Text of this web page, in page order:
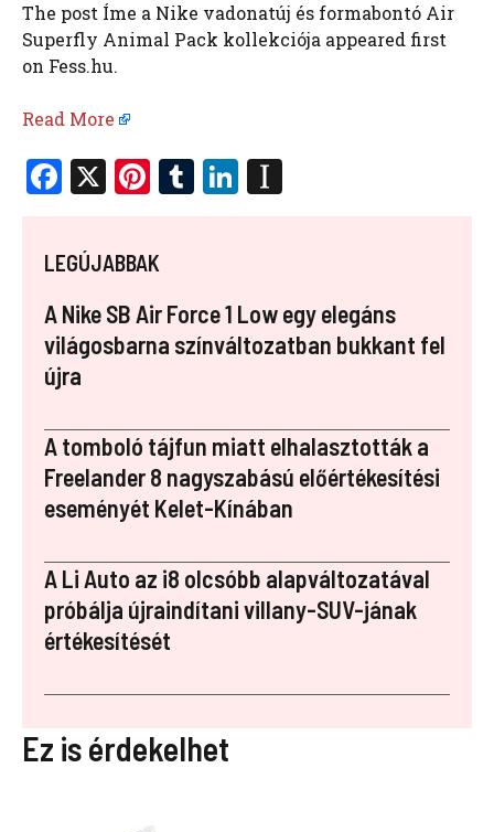
The post Íme a Nike vadonatúj és formabontó Air
Superfly Animal Pack kollekciója appeared first
on Fess.hu.
Read More
F
ce
b
o
o
k
X Pi
er
es
t
T
r
Li
dI
n
a
p
LEGÚJABBAK
A Nike SB Air Force 1 Low egy elegáns
világosbarna színváltozatban bukkant fel
újra
A tomboló tájfun miatt elhalasztották a
Freelander 8 nagyszabású előértékesítési
eseményét Kelet-Kínában
A Li Auto az i8 olcsóbb alapváltozatával
próbálja újraindítani villany-SUV-jának
értékesítését
Ez is érdekelhet